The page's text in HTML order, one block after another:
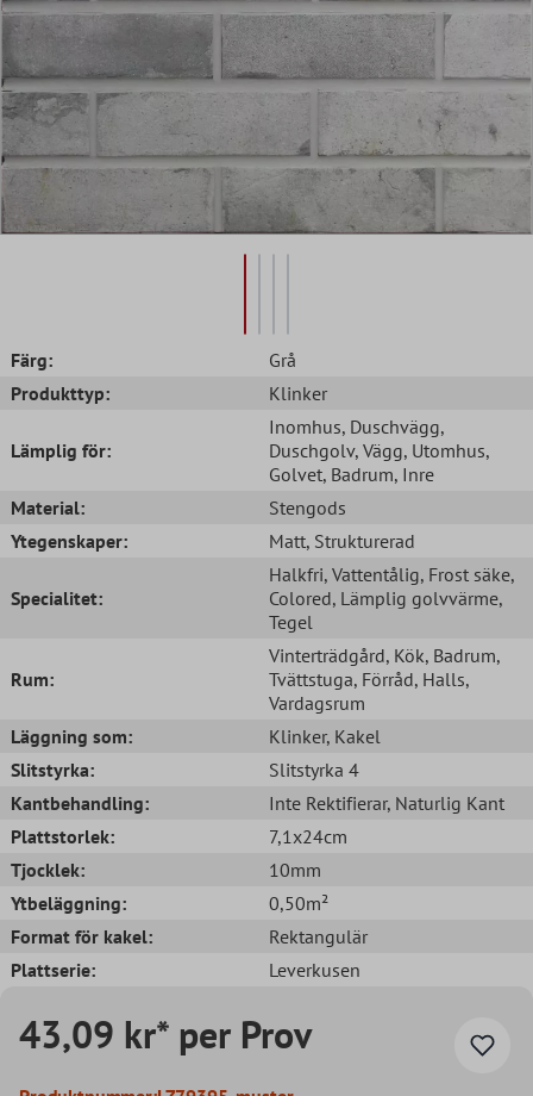
Färg:
Grå
Produkttyp:
Klinker
Lämplig för:
Inomhus, Duschvägg,
Duschgolv, Vägg, Utomhus,
Golvet, Badrum, Inre
Material:
Stengods
Ytegenskaper:
Matt, Strukturerad
Specialitet:
Halkfri, Vattentålig, Frost säke,
Colored, Lämplig golvvärme,
Tegel
Rum:
Vinterträdgård, Kök, Badrum,
Tvättstuga, Förråd, Halls,
Vardagsrum
Läggning som:
Klinker, Kakel
Slitstyrka:
Slitstyrka 4
Kantbehandling:
Inte Rektifierar, Naturlig Kant
Plattstorlek:
7,1x24cm
Tjocklek:
10mm
Ytbeläggning:
0,50m²
Format för kakel:
Rektangulär
Plattserie:
Leverkusen
43,09 kr* per Prov